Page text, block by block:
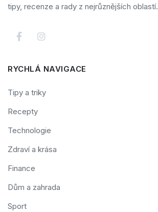
tipy, recenze a rady z nejrůznějších oblastí.
RYCHLÁ NAVIGACE
Tipy a triky
Recepty
Technologie
Zdraví a krása
Finance
Dům a zahrada
Sport